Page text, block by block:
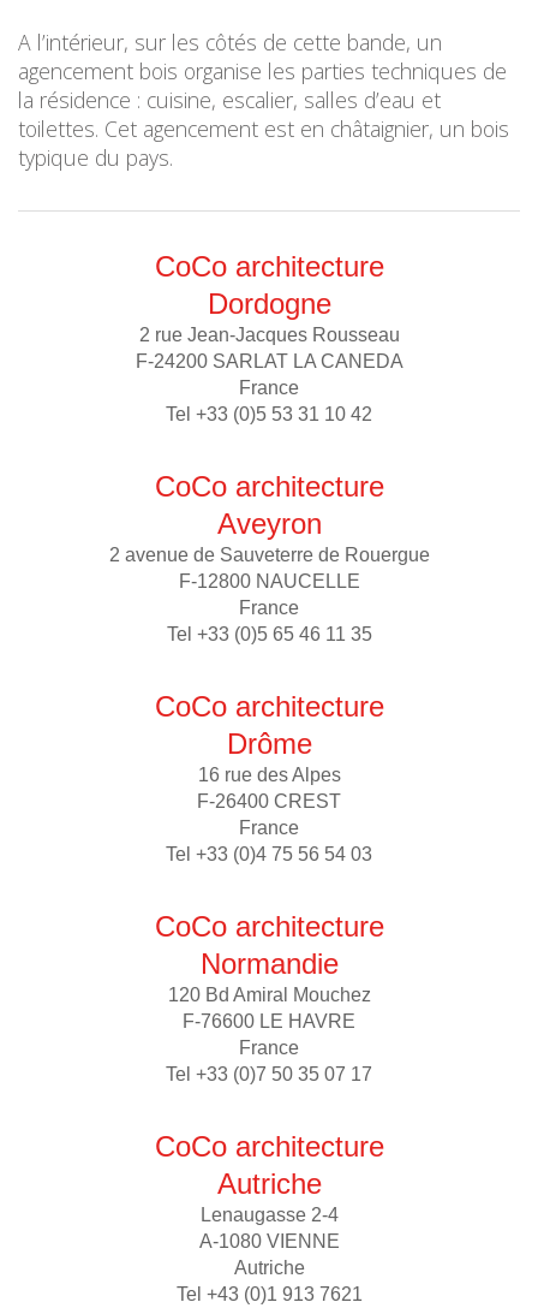
A l’intérieur, sur les côtés de cette bande, un
agencement bois organise les parties techniques de
la résidence : cuisine, escalier, salles d’eau et
toilettes. Cet agencement est en châtaignier, un bois
typique du pays.
CoCo architecture
Dordogne
2 rue Jean-Jacques Rousseau
F-24200 SARLAT LA CANEDA
France
Tel +33 (0)5 53 31 10 42
CoCo architecture
Aveyron
2 avenue de Sauveterre de Rouergue
F-12800 NAUCELLE
France
Tel +33 (0)5 65 46 11 35
CoCo architecture
Drôme
16 rue des Alpes
F-26400 CREST
France
Tel +33 (0)4 75 56 54 03
CoCo architecture
Normandie
120 Bd Amiral Mouchez
F-76600 LE HAVRE
France
Tel +33 (0)7 50 35 07 17
CoCo architecture
Autriche
Lenaugasse 2-4
A-1080 VIENNE
Autriche
Tel +43 (0)1 913 7621